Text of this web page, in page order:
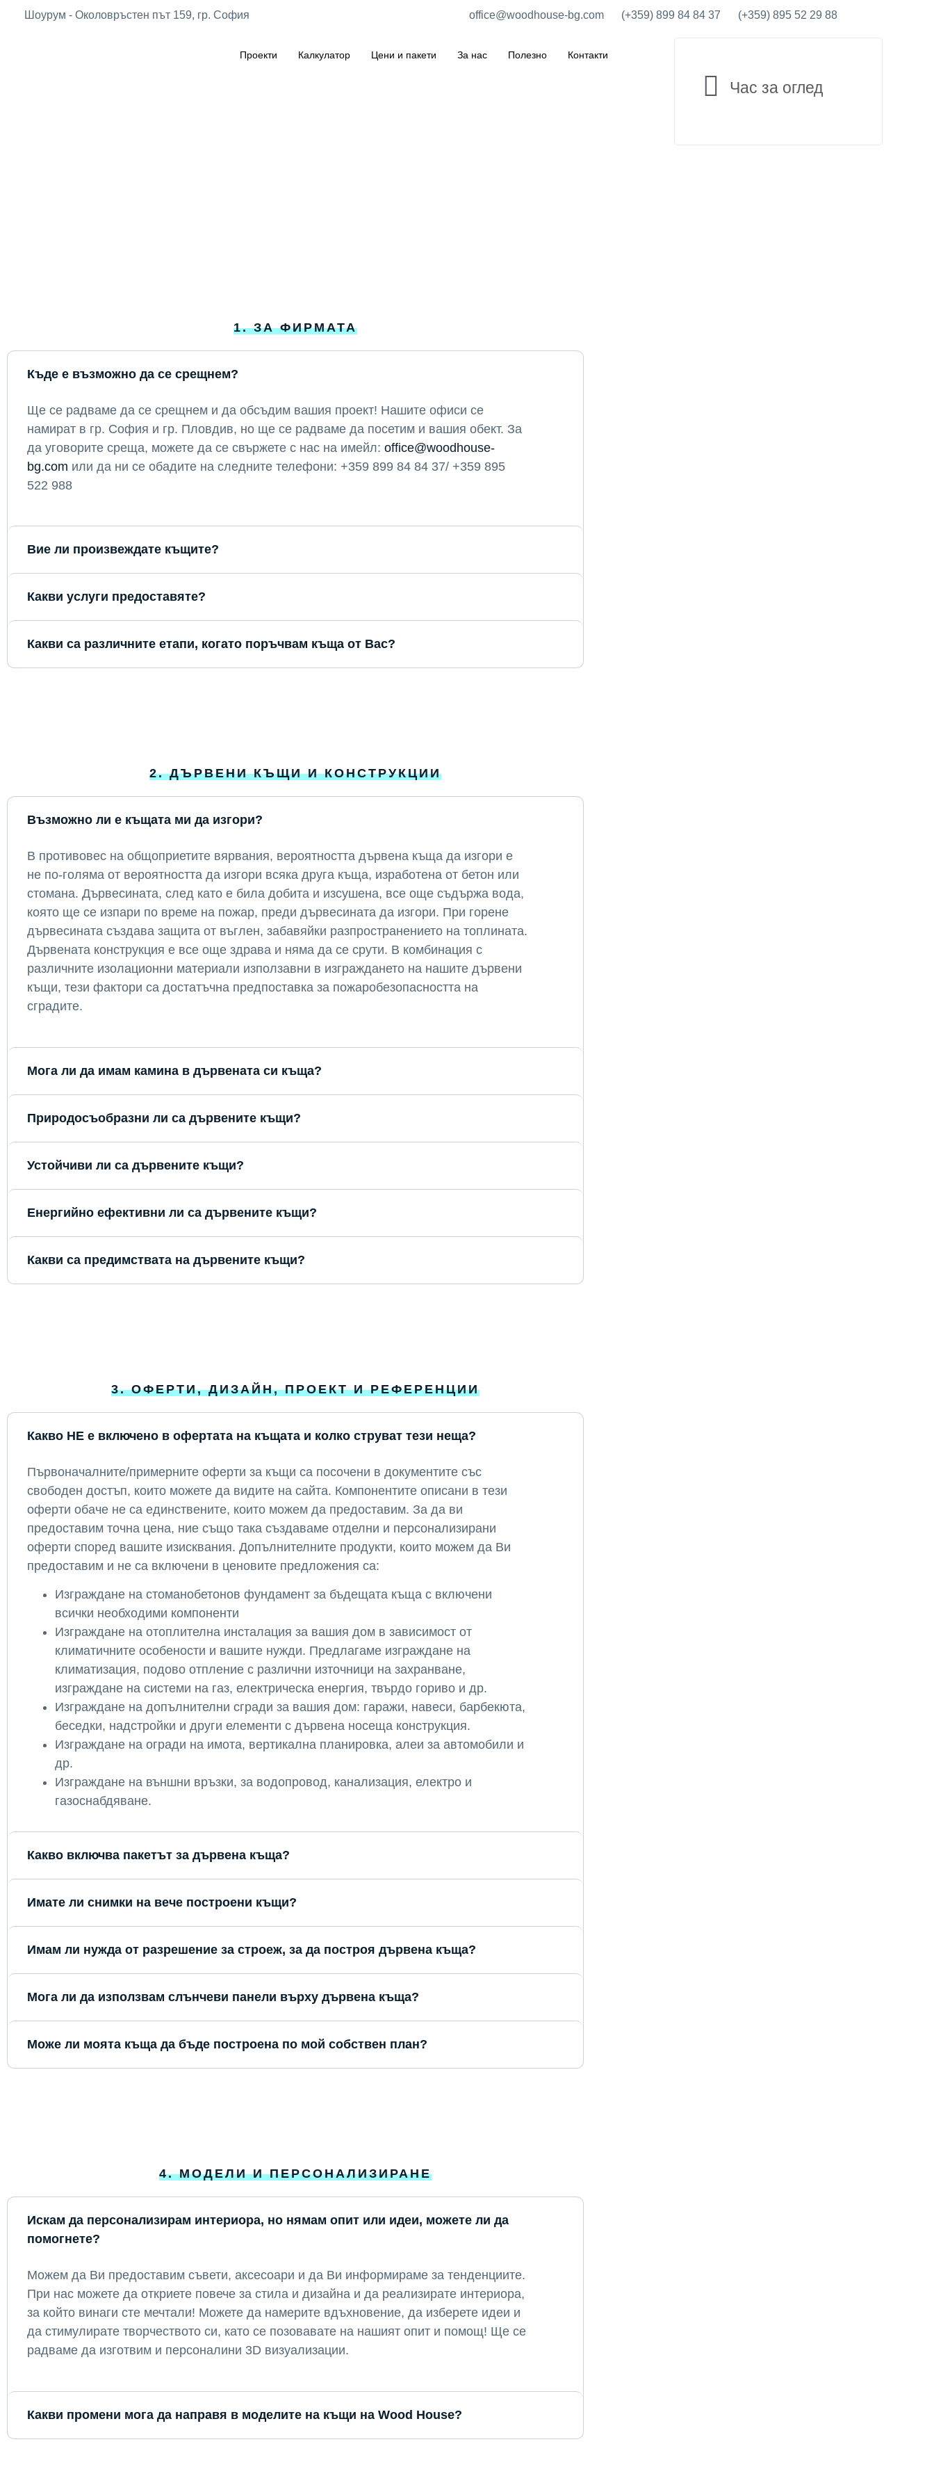
Шоурум - Околовръстен път 159, гр. София office@woodhouse-bg.com (+359) 899 84 84 37 (+359) 895 52 29 88
Проекти Калкулатор Цени и пакети За нас Полезно Контакти
Час за оглед
1. ЗА ФИРМАТА
Къде е възможно да се срещнем?
Ще се радваме да се срещнем и да обсъдим вашия проект! Нашите офиси се
намират в гр. София и гр. Пловдив, но ще се радваме да посетим и вашия обект. За
да уговорите среща, можете да се свържете с нас на имейл: office@woodhouse-
bg.com или да ни се обадите на следните телефони: +359 899 84 84 37/ +359 895
522 988
Вие ли произвеждате къщите?
Какви услуги предоставяте?
Какви са различните етапи, когато поръчвам къща от Вас?
2. ДЪРВЕНИ КЪЩИ И КОНСТРУКЦИИ
Възможно ли е къщата ми да изгори?
В противовес на общоприетите вярвания, вероятността дървена къща да изгори е
не по-голяма от вероятността да изгори всяка друга къща, изработена от бетон или
стомана. Дървесината, след като е била добита и изсушена, все още съдържа вода,
която ще се изпари по време на пожар, преди дървесината да изгори. При горене
дървесината създава защита от въглен, забавяйки разпространението на топлината.
Дървената конструкция е все още здрава и няма да се срути. В комбинация с
различните изолационни материали използавни в изграждането на нашите дървени
къщи, тези фактори са достатъчна предпоставка за пожаробезопасността на
сградите.
Мога ли да имам камина в дървената си къща?
Природосъобразни ли са дървените къщи?
Устойчиви ли са дървените къщи?
Енергийно ефективни ли са дървените къщи?
Какви са предимствата на дървените къщи?
3. ОФЕРТИ, ДИЗАЙН, ПРОЕКТ И РЕФЕРЕНЦИИ
Какво НЕ е включено в офертата на къщата и колко струват тези неща?
Първоначалните/примерните оферти за къщи са посочени в документите със
свободен достъп, които можете да видите на сайта. Компонентите описани в тези
оферти обаче не са единствените, които можем да предоставим. За да ви
предоставим точна цена, ние също така създаваме отделни и персонализирани
оферти според вашите изисквания. Допълнителните продукти, които можем да Ви
предоставим и не са включени в ценовите предложения са:
Изграждане на стоманобетонов фундамент за бъдещата къща с включени
всички необходими компоненти
Изграждане на отоплителна инсталация за вашия дом в зависимост от
климатичните особености и вашите нужди. Предлагаме изграждане на
климатизация, подово отпление с различни източници на захранване,
изграждане на системи на газ, електрическа енергия, твърдо гориво и др.
Изграждане на допълнителни сгради за вашия дом: гаражи, навеси, барбекюта,
беседки, надстройки и други елементи с дървена носеща конструкция.
Изграждане на огради на имота, вертикална планировка, алеи за автомобили и
др.
Изграждане на външни връзки, за водопровод, канализация, електро и
газоснабдяване.
Какво включва пакетът за дървена къща?
Имате ли снимки на вече построени къщи?
Имам ли нужда от разрешение за строеж, за да построя дървена къща?
Мога ли да използвам слънчеви панели върху дървена къща?
Може ли моята къща да бъде построена по мой собствен план?
4. МОДЕЛИ И ПЕРСОНАЛИЗИРАНЕ
Искам да персонализирам интериора, но нямам опит или идеи, можете ли да
помогнете?
Можем да Ви предоставим съвети, аксесоари и да Ви информираме за тенденциите.
При нас можете да откриете повече за стила и дизайна и да реализирате интериора,
за който винаги сте мечтали! Можете да намерите вдъхновение, да изберете идеи и
да стимулирате творчеството си, като се позовавате на нашият опит и помощ! Ще се
радваме да изготвим и персоналини 3D визуализации.
Какви промени мога да направя в моделите на къщи на Wood House?